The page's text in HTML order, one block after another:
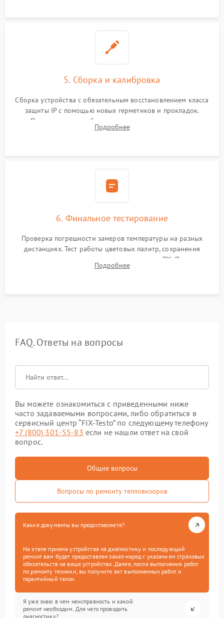
5. Сборка и калибровка
Сборка устройства с обязательным восстановлением класса
защиты IP с помощью новых герметиков и прокладок.
Программная калибровка матрицы по эталонному
абсолютно черному телу для точного измерения температур.
Подробнее
6. Финальное тестирование
Проверка погрешности замеров температуры на разных
дистанциях. Тест работы цветовых палитр, сохранения
термограмм в память и передачи данных на ПК. Проверка
автономности работы и итоговый контроль качества.
Подробнее
FAQ. Ответы на вопросы
Вы можете ознакомиться с приведенными ниже
часто задаваемыми вопросами, либо обратиться в
сервисный центр “FIX-Testo” по следующему телефону
+7 (800) 301-55-83 если не нашли ответ на свой
вопрос.
Общие вопросы
Вопросы по ремонту тепловизоров
Какие документы вы предоставляете?
На этапе приема устройства на диагностику и последующий
ремонт вам будет предоставлен заказ-наряд с указанием страховых
обязательств на ваше устройство. Далее, после выполнения работ
по ремонту техники, вы получите акт выполненных работ и
гарантийный талон.
Я уже знаю в чем неисправность и какой
ремонт необходим. Для чего проводить
диагностику?